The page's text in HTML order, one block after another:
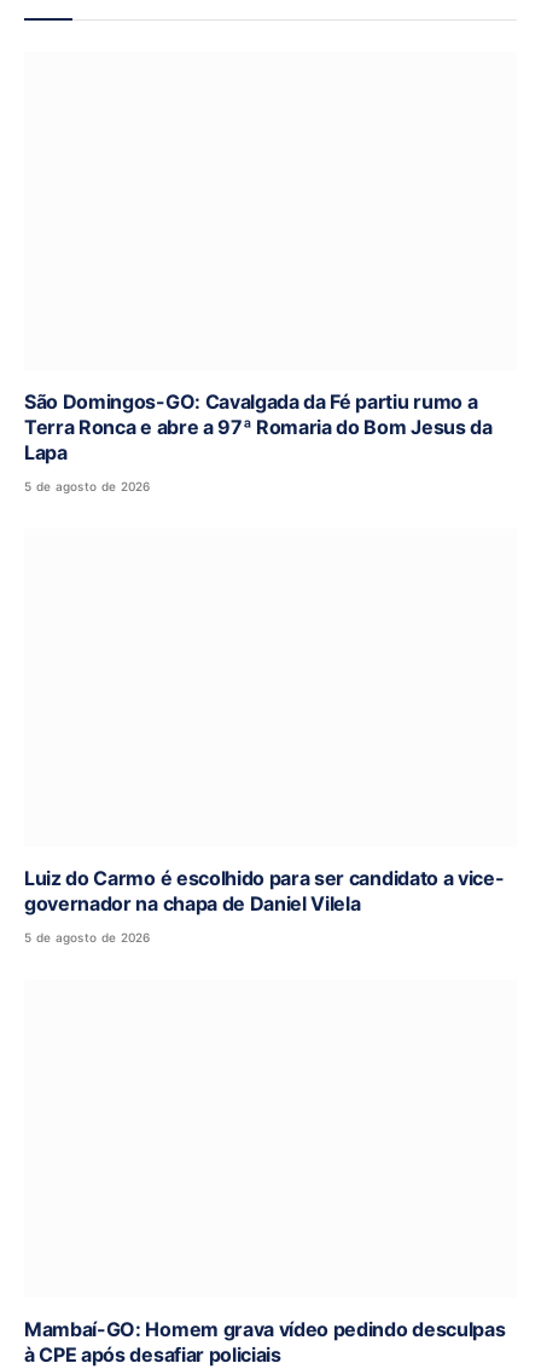
São Domingos-GO: Cavalgada da Fé partiu rumo a
Terra Ronca e abre a 97ª Romaria do Bom Jesus da
Lapa
5 de agosto de 2026
Luiz do Carmo é escolhido para ser candidato a vice-
governador na chapa de Daniel Vilela
5 de agosto de 2026
Mambaí-GO: Homem grava vídeo pedindo desculpas
à CPE após desafiar policiais